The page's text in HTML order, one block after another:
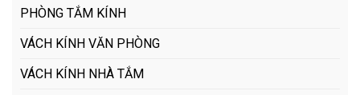
PHÒNG TẮM KÍNH
VÁCH KÍNH VĂN PHÒNG
VÁCH KÍNH NHÀ TẮM